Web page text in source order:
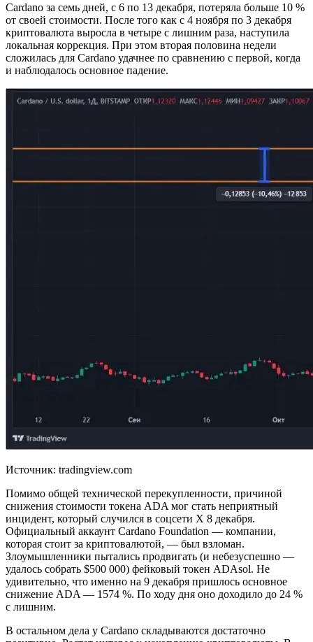
Cardano за семь дней, с 6 по 13 декабря, потеряла больше 10 %
от своей стоимости. После того как с 4 ноября по 3 декабря
криптовалюта выросла в четыре с лишним раза, наступила
локальная коррекция. При этом вторая половина недели
сложилась для Cardano удачнее по сравнению с первой, когда
и наблюдалось основное падение.
Источник: tradingview.com
Помимо общей технической перекупленности, причиной
снижения стоимости токена ADA мог стать неприятный
инцидент, который случился в соцсети X 8 декабря.
Официальный аккаунт Cardano Foundation — компании,
которая стоит за криптовалютой, — был взломан.
Злоумышленники пытались продвигать (и небезуспешно —
удалось собрать $500 000) фейковый токен ADAsol. Не
удивительно, что именно на 9 декабря пришлось основное
снижение ADA — 1574 %. По ходу дня оно доходило до 24 %
с лишним.
В остальном дела у Cardano складываются достаточно